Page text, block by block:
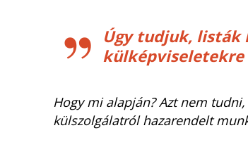
Úgy tudjuk, listák
külképviseletekre
Hogy mi alapján? Azt nem
külszolgálatról hazarendelt